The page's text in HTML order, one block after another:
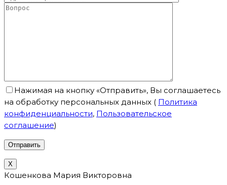
Нажимая на кнопку «Отправить», Вы соглашаетесь
на обработку персональных данных ( Политика
конфиденциальности, Пользовательское
соглашение)
X
Кошенкова Мария Викторовна